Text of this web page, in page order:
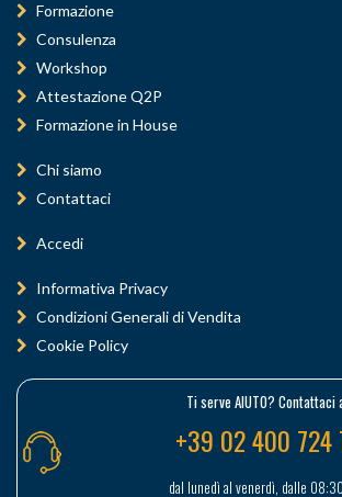
Formazione
Consulenza
Workshop
Attestazione Q2P
Formazione in House
Chi siamo
Contattaci
Accedi
Informativa Privacy
Condizioni Generali di Vendita
Cookie Policy
Ti serve AIUTO? Contattaci
+39 02 400 724
dal lunedì al venerdì, dalle